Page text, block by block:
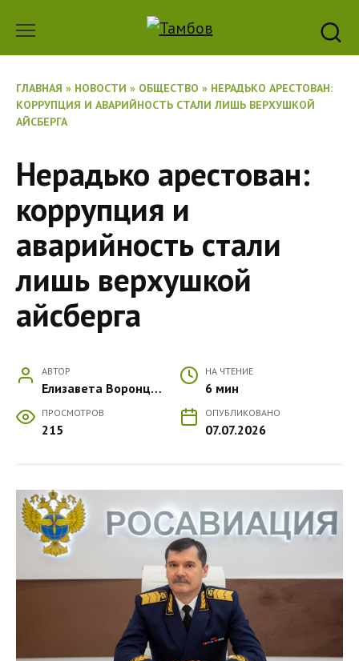
содержанию
ГЛАВНАЯ » НОВОСТИ » ОБЩЕСТВО » НЕРАДЬКО АРЕСТОВАН:
КОРРУПЦИЯ И АВАРИЙНОСТЬ СТАЛИ ЛИШЬ ВЕРХУШКОЙ
АЙСБЕРГА
Нерадько арестован:
коррупция и
аварийность стали
лишь верхушкой
айсберга
АВТОР
Елизавета Воронцова
НА ЧТЕНИЕ
6 мин
ПРОСМОТРОВ
215
ОПУБЛИКОВАНО
07.07.2026